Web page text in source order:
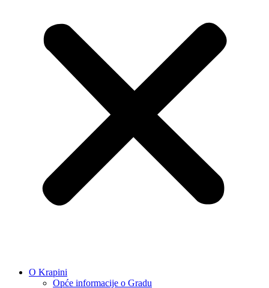
O Krapini
Opće informacije o Gradu